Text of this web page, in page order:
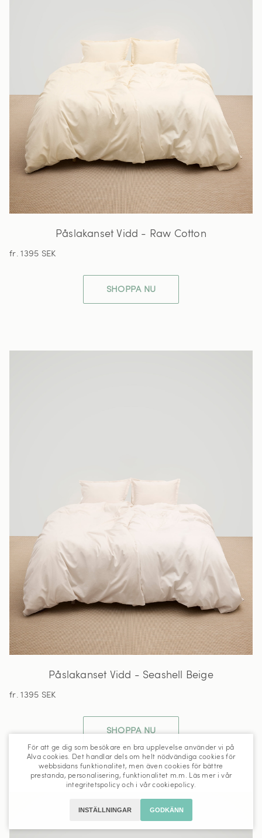
Påslakanset Vidd - Raw Cotton
fr. 1395 SEK
SHOPPA NU
Påslakanset Vidd - Seashell Beige
fr. 1395 SEK
SHOPPA NU
För att ge dig som besökare en bra upplevelse använder vi på
Alva cookies. Det handlar dels om helt nödvändiga cookies för
webbsidans funktionalitet, men även cookies för bättre
prestanda, personalisering, funktionalitet m.m. Läs mer i vår
integritetspolicyoch i vårcookiepolicy.
INSTÄLLNINGAR GODKÄNN